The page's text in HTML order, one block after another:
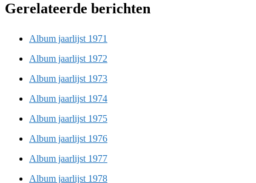
Gerelateerde berichten
Album jaarlijst 1971
Album jaarlijst 1972
Album jaarlijst 1973
Album jaarlijst 1974
Album jaarlijst 1975
Album jaarlijst 1976
Album jaarlijst 1977
Album jaarlijst 1978